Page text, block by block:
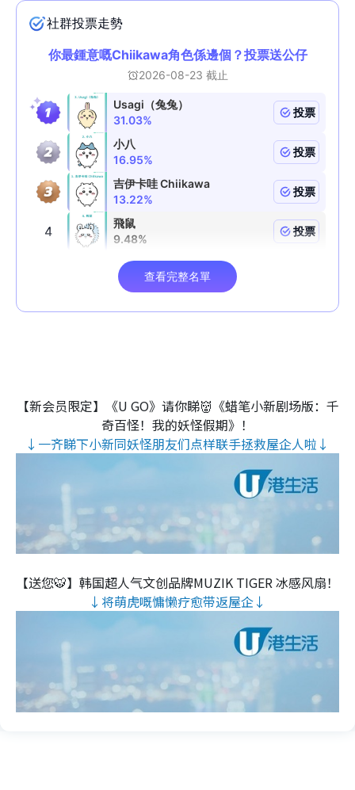
【新会员限定】《U GO》请你睇👹《蜡笔小新剧场版：千
奇百怪！我的妖怪假期》！
↓一齐睇下小新同妖怪朋友们点样联手拯救屋企人啦↓
【送您🐯】韩国超人气文创品牌MUZIK TIGER 冰感风扇！
↓将萌虎嘅慵懒疗愈带返屋企↓